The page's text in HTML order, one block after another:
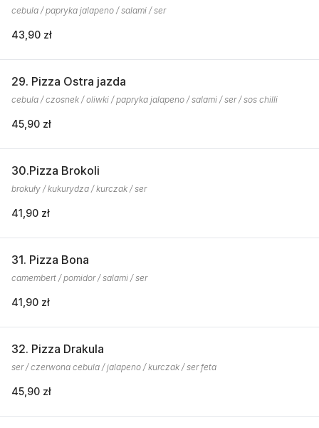
cebula / papryka jalapeno / salami / ser
43,90 zł
29. Pizza Ostra jazda
cebula / czosnek / oliwki / papryka jalapeno / salami / ser / sos chilli
45,90 zł
30.Pizza Brokoli
brokuły / kukurydza / kurczak / ser
41,90 zł
31. Pizza Bona
camembert / pomidor / salami / ser
41,90 zł
32. Pizza Drakula
ser / czerwona cebula / jalapeno / kurczak / ser feta
45,90 zł